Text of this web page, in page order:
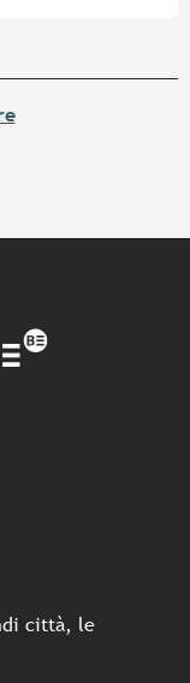
città, le